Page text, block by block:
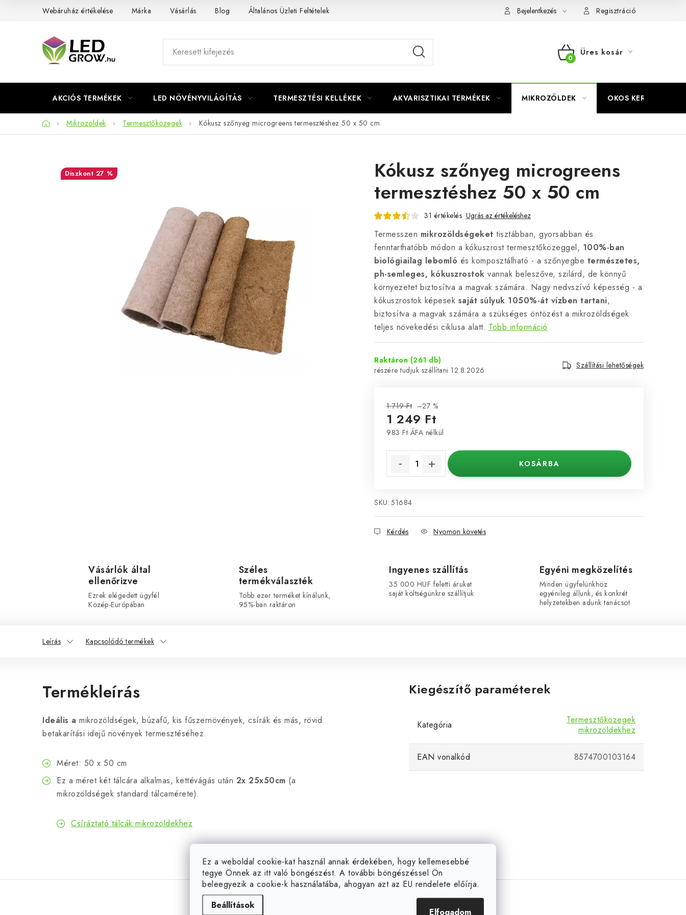
Ez a weboldal cookie-kat használ annak érdekében, hogy kellemesebbé
tegye Önnek az itt való böngészést. A további böngészéssel Ön
beleegyezik a cookie-k használatába, ahogyan azt az EU rendelete előírja.
Beállítások
Elfogadom
Webáruház értékelése Márka Vásárlás Blog Általános Üzleti Feltételek Bejelentkezés Regisztráció
KOSÁR
Üres kosár
AKCIÓS TERMÉKEK LED NÖVÉNYVILÁGÍTÁS TERMESZTÉSI KELLÉKEK AKVARISZTIKAI TERMÉKEK MIKROZÖLDEK OKOS KERT
KezdőlapMikrozöldek Termesztőközegek Kókusz szőnyeg microgreens termesztéshez 50 x 50 cm
Kókusz szőnyeg microgreens
termesztéshez 50 x 50 cm
31 értékelés Ugrás az értékeléshez
Termesszen mikrozöldségeket tisztábban, gyorsabban és
fenntarthatóbb módon a kókuszrost termesztőközeggel, 100%-ban
biológiailag lebomló és komposztálható - a szőnyegbe természetes,
ph-semleges, kókuszrostok vannak beleszőve, szilárd, de könnyű
környezetet biztosítva a magvak számára. Nagy nedvszívó képesség - a
kókuszrostok képesek saját súlyuk 1050%-át vízben tartani,
biztosítva a magvak számára a szükséges öntözést a mikrozöldségek
teljes növekedési ciklusa alatt. Több információ
Raktáron (261 db)
12.8.2026
Szállítási lehetőségek
1 719 Ft –27 %
1 249 Ft
983 Ft ÁFA nélkül
KOSÁRBA
SKU: 51684
Kérdés Nyomon követés
27 %
Vásárlók által
ellenőrizve
Ezrek elégedett ügyfél
Közép-Európában
Széles
termékválaszték
Több ezer terméket kínálunk,
95%-ban raktáron
Ingyenes szállítás
35 000 HUF feletti árukat
saját költségünkre szállítjuk
Egyéni megközelítés
Minden ügyfelünkhöz
egyénileg állunk, és konkrét
helyzetekben adunk tanácsot
Leírás Kapcsolódó termékek
Termékleírás
Ideális a mikrozöldségek, búzafű, kis fűszernövények, csírák és más, rövid
betakarítási idejű növények termesztéséhez.
Méret: 50 x 50 cm
Ez a méret két tálcára alkalmas, kettévágás után 2x 25x50cm (a
mikrozöldségek standard tálcamérete).
Csíráztató tálcák mikrozöldekhez
Kiegészítő paraméterek
Kategória
Termesztőközegek
mikrozöldekhez
EAN vonalkód 8574700103164